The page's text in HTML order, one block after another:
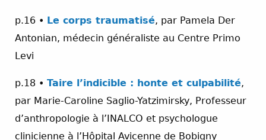
p.16 • Le corps traumatisé, par Pamela Der
Antonian, médecin généraliste au Centre Primo
Levi
p.18 • Taire l’indicible : honte et culpabilité,
par Marie-Caroline Saglio-Yatzimirsky, Professeur
d’anthropologie à l’INALCO et psychologue
clinicienne à l’Hôpital Avicenne de Bobigny